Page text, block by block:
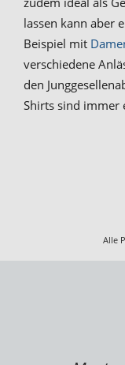
lassen kann aber
Beispiel mit
verschiedene
den
Shirts sind immer
Alle